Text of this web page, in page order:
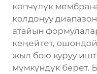
көпчүлүк
колдонуу
атайын
кеңейтет,
жыл бою куруу
мүмкүндүк берет.